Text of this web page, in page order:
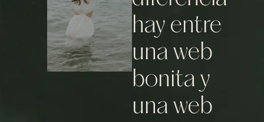
hay entre
una web
bonita y
una web